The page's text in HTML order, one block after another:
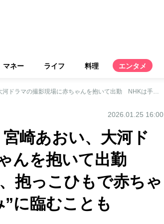
マネー ライフ 料理 エンタメ
《昨年、第4子を出産》宮崎あおい、大河ドラマの撮影現場に赤ちゃんを抱いて出勤 NHKは手厚くサポート、抱っこひもで赤ちゃんを抱きながら“本読み”に臨むことも
2026.01.25 16:00
宮崎あおい、大河ド
んを抱いて出勤
抱っこひもで赤ちゃ
に臨むことも